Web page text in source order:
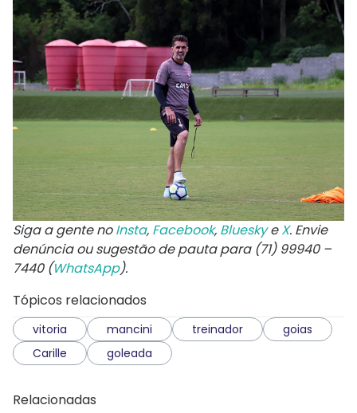
Siga a gente noInsta, Facebook, BlueskyeX. Envie
denúncia ou sugestão de pauta para (71) 99940 –
7440 (WhatsApp).
Tópicos relacionados
vitoria mancini treinador
goias
Carille
goleada
Relacionadas